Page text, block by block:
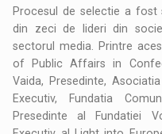
Procesul de selectie a fost
din zeci de lideri din
sectorul media. Printre
of Public Affairs in
Vaida, Presedinte,
Executiv, Fundatia
Presedinte al Fundatiei